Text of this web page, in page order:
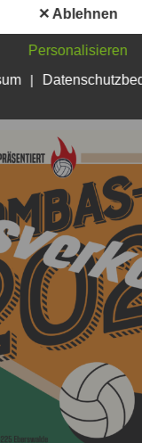
für
Spielerinnen bis
Der Turniermodus
✕ Ablehnen
Personalisieren
|